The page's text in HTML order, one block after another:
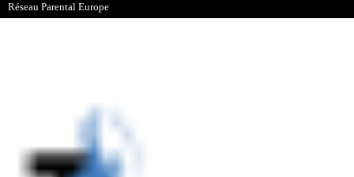
Réseau Parental Europe